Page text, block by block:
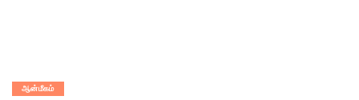
ஆன்மீகம்